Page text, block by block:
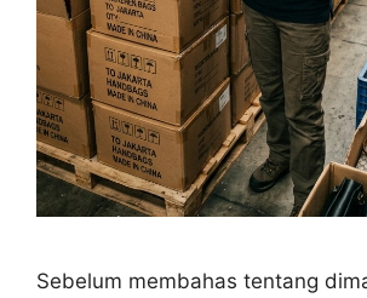
Sebelum membahas tentang